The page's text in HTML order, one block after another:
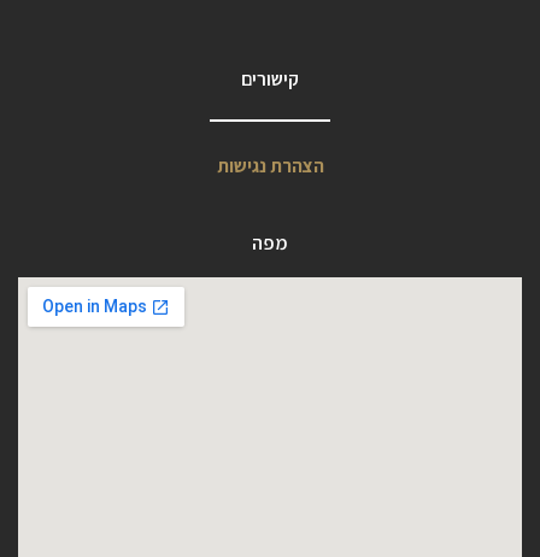
קישורים
הצהרת נגישות
מפה